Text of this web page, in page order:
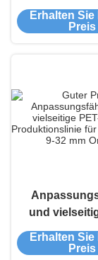
mit einer
Erhalten Sie
Preis
und
Erhalten Sie
Preis